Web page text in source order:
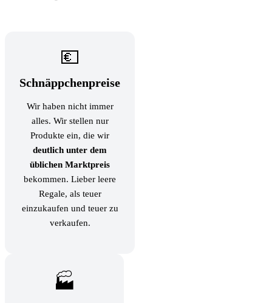
💶
Schnäppchenpreise
Wir haben nicht immer
alles. Wir stellen nur
Produkte ein, die wir
deutlich unter dem
üblichen Marktpreis
bekommen. Lieber leere
Regale, als teuer
einzukaufen und teuer zu
verkaufen.
🏭